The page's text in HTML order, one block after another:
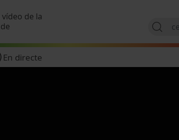
de la
En directe